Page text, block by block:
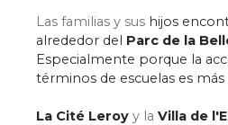
Las familias y sus hijos
alrededor del Parc de la
Especialmente porque la
términos de escuelas es
La Cité Leroy y la Villa de